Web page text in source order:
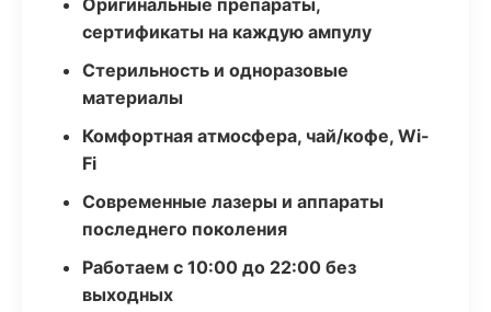
Оригинальные препараты,
сертификаты на каждую ампулу
Стерильность и одноразовые
материалы
Комфортная атмосфера, чай/кофе, Wi-
Fi
Современные лазеры и аппараты
последнего поколения
Работаем с 10:00 до 22:00 без
выходных